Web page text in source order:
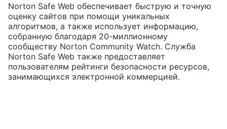
Norton Safe Web обеспечивает быструю и точную
оценку сайтов при помощи уникальных
алгоритмов, а также использует информацию,
собранную благодаря 20-миллионному
сообществу Norton Community Watch. Служба
Norton Safe Web также предоставляет
пользователям рейтинги безопасности ресурсов,
занимающихся электронной коммерцией.